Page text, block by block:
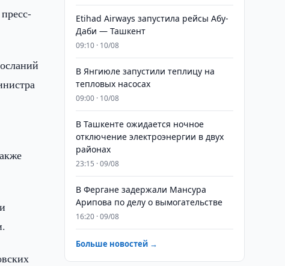
Etihad Airways запустила рейсы Абу-
Даби — Ташкент
09:10 · 10/08
В Янгиюле запустили теплицу на
тепловых насосах
09:00 · 10/08
В Ташкенте ожидается ночное
отключение электроэнергии в двух
районах
23:15 · 09/08
В Фергане задержали Мансура
Арипова по делу о вымогательстве
16:20 · 09/08
Больше новостей →